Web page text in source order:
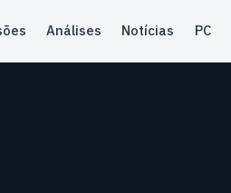
Análises Notícias PC